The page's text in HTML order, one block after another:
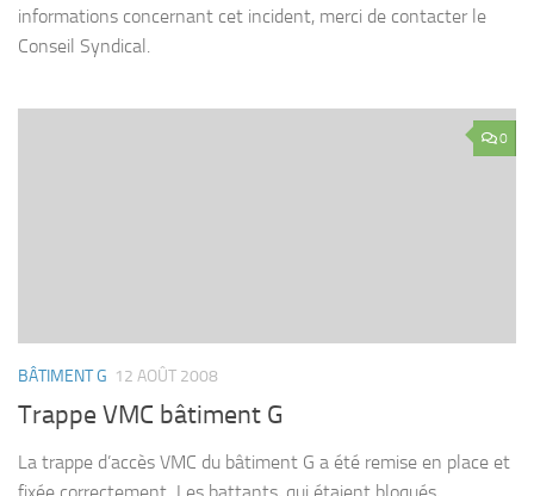
informations concernant cet incident, merci de contacter le
Conseil Syndical.
0
BÂTIMENT G 12 AOÛT 2008
Trappe VMC bâtiment G
La trappe d’accès VMC du bâtiment G a été remise en place et